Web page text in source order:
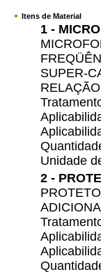
Itens de Material
1 -
SUPER-
Unidade
2 -